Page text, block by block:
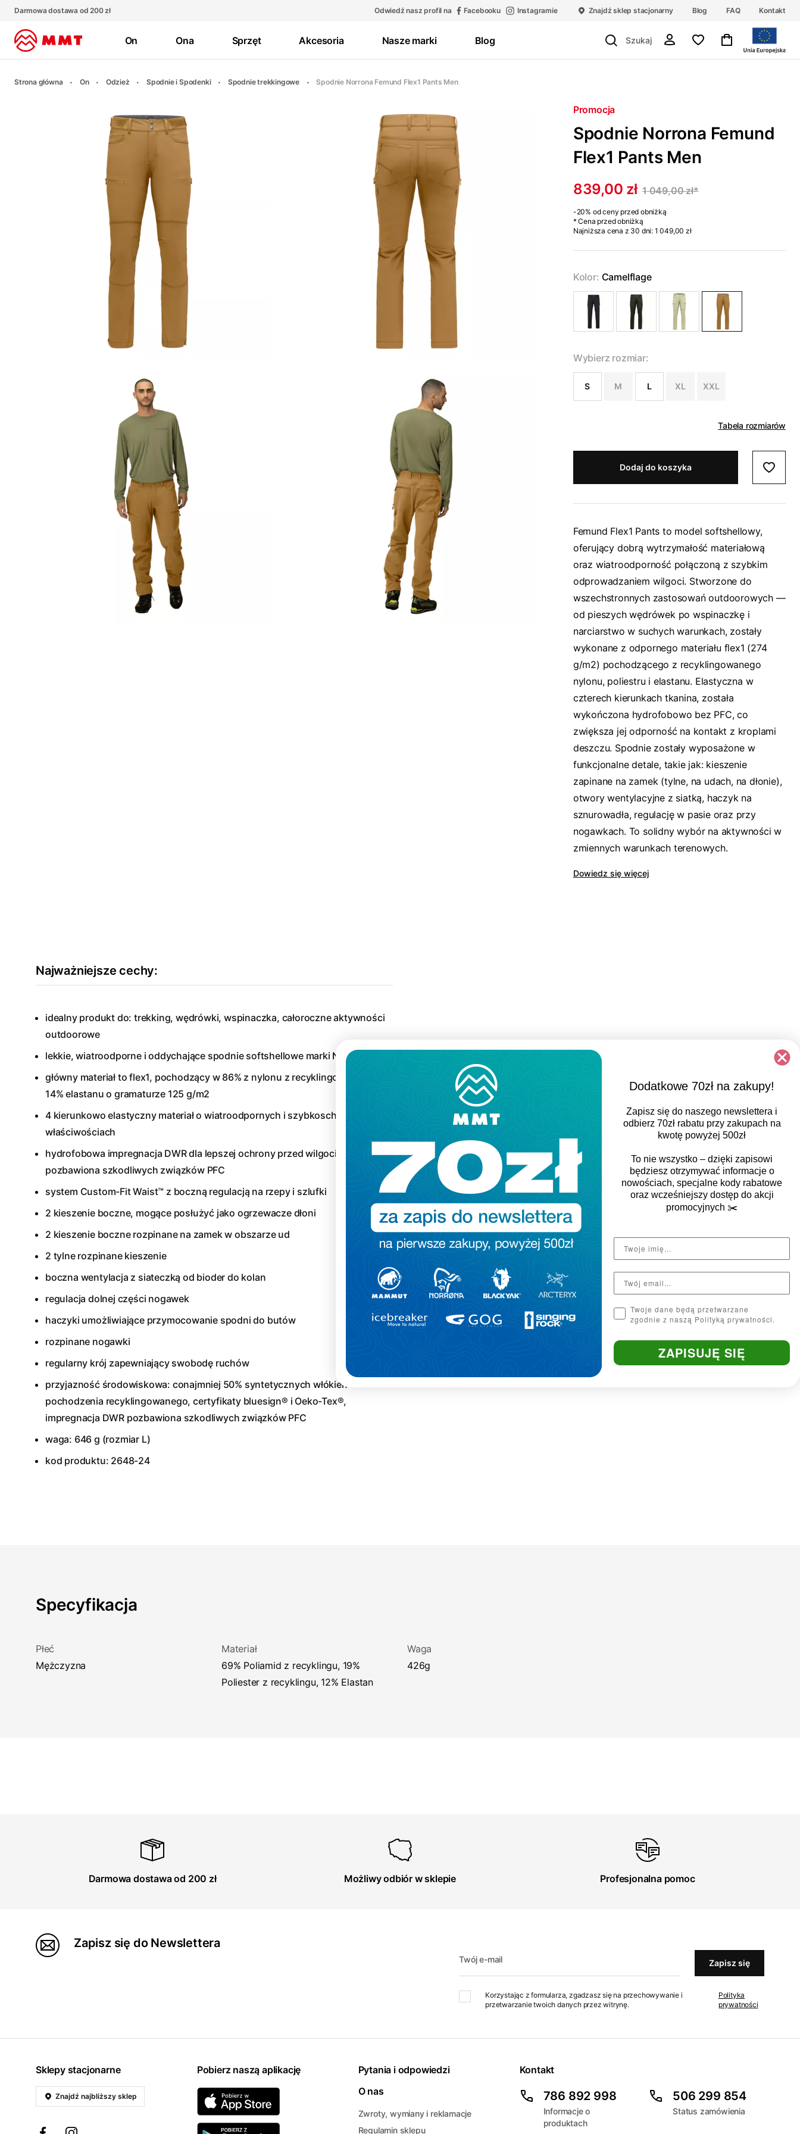
Darmowa dostawa od 200 zł Odwiedź nasz profil na Facebooku Instagramie Znajdź sklep stacjonarny Blog FAQ Kontakt
On Ona Sprzęt Akcesoria Nasze marki Blog
Strona główna On Odzież Spodnie i Spodenki Spodnie trekkingowe Spodnie Norrona Femund Flex1 Pants Men
Promocja
Spodnie Norrona Femund
Flex1 Pants Men
839,00 zł 1 049,00 zł*
-20% od ceny przed obniżką
* Cena przed obniżką
Najniższa cena z 30 dni: 1 049,00 zł
Kolor: Camelflage
Wybierz rozmiar:
S M L XL XXL
Tabela rozmiarów
Dodaj do koszyka
Femund Flex1 Pants to model softshellowy,
oferujący dobrą wytrzymałość materiałową
oraz wiatroodporność połączoną z szybkim
odprowadzaniem wilgoci. Stworzone do
wszechstronnych zastosowań outdoorowych —
od pieszych wędrówek po wspinaczkę i
narciarstwo w suchych warunkach, zostały
wykonane z odpornego materiału flex1 (274
g/m2) pochodzącego z recyklingowanego
nylonu, poliestru i elastanu. Elastyczna w
czterech kierunkach tkanina, została
wykończona hydrofobowo bez PFC, co
zwiększa jej odporność na kontakt z kroplami
deszczu. Spodnie zostały wyposażone w
funkcjonalne detale, takie jak: kieszenie
zapinane na zamek (tylne, na udach, na dłonie),
otwory wentylacyjne z siatką, haczyk na
sznurowadła, regulację w pasie oraz przy
nogawkach. To solidny wybór na aktywności w
zmiennych warunkach terenowych.
Dowiedz się więcej
Najważniejsze cechy:
idealny produkt do: trekking, wędrówki, wspinaczka, całoroczne aktywności
outdoorowe
lekkie, wiatroodporne i oddychające spodnie softshellowe marki Norrona
główny materiał to flex1, pochodzący w 86% z nylonu z recyklingowanego i
14% elastanu o gramaturze 125 g/m2
4 kierunkowo elastyczny materiał o wiatroodpornych i szybkoschnących
właściwościach
hydrofobowa impregnacja DWR dla lepszej ochrony przed wilgocią,
pozbawiona szkodliwych związków PFC
system Custom-Fit Waist™ z boczną regulacją na rzepy i szlufki
2 kieszenie boczne, mogące posłużyć jako ogrzewacze dłoni
2 kieszenie boczne rozpinane na zamek w obszarze ud
2 tylne rozpinane kieszenie
boczna wentylacja z siateczką od bioder do kolan
regulacja dolnej części nogawek
haczyki umożliwiające przymocowanie spodni do butów
rozpinane nogawki
regularny krój zapewniający swobodę ruchów
przyjazność środowiskowa: conajmniej 50% syntetycznych włókien
pochodzenia recyklingowanego, certyfikaty bluesign® i Oeko-Tex®,
impregnacja DWR pozbawiona szkodliwych związków PFC
waga: 646 g (rozmiar L)
kod produktu: 2648-24
Specyfikacja
Płeć
Mężczyzna
Materiał
69% Poliamid z recyklingu, 19%
Poliester z recyklingu, 12% Elastan
Waga
426g
Darmowa dostawa od 200 zł Możliwy odbiór w sklepie Profesjonalna pomoc
Zapisz się do Newslettera
Twój e-mail Zapisz się
Korzystając z formularza, zgadzasz się na przechowywanie i
przetwarzanie twoich danych przez witrynę.
Polityka
prywatności
Sklepy stacjonarne
Znajdź najbliższy sklep
Pobierz naszą aplikację
Pytania i odpowiedzi
O nas
Zwroty, wymiany i reklamacje
Regulamin sklepu
Kontakt
786 892 998
Informacje o
produktach
506 299 854
Status zamówienia
Dodatkowe 70zł na zakupy!
Zapisz się do naszego newslettera i
odbierz 70zł rabatu przy zakupach na
kwotę powyżej 500zł
To nie wszystko – dzięki zapisowi
będziesz otrzymywać informacje o
nowościach, specjalne kody rabatowe
oraz wcześniejszy dostęp do akcji
promocyjnych ✂️
Twoje dane będą przetwarzane
zgodnie z naszą Polityką prywatności.
ZAPISUJĘ SIĘ